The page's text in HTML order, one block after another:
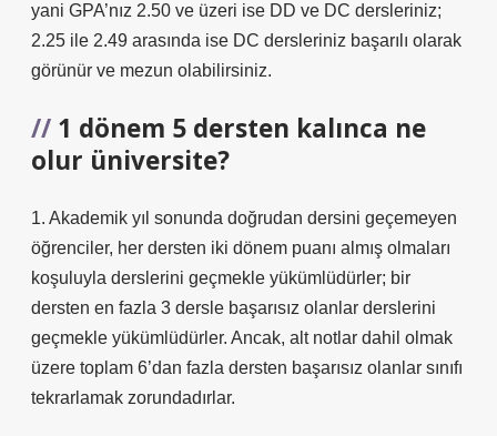
yani GPA’nız 2.50 ve üzeri ise DD ve DC dersleriniz;
2.25 ile 2.49 arasında ise DC dersleriniz başarılı olarak
görünür ve mezun olabilirsiniz.
1 dönem 5 dersten kalınca ne
olur üniversite?
1. Akademik yıl sonunda doğrudan dersini geçemeyen
öğrenciler, her dersten iki dönem puanı almış olmaları
koşuluyla derslerini geçmekle yükümlüdürler; bir
dersten en fazla 3 dersle başarısız olanlar derslerini
geçmekle yükümlüdürler. Ancak, alt notlar dahil olmak
üzere toplam 6’dan fazla dersten başarısız olanlar sınıfı
tekrarlamak zorundadırlar.